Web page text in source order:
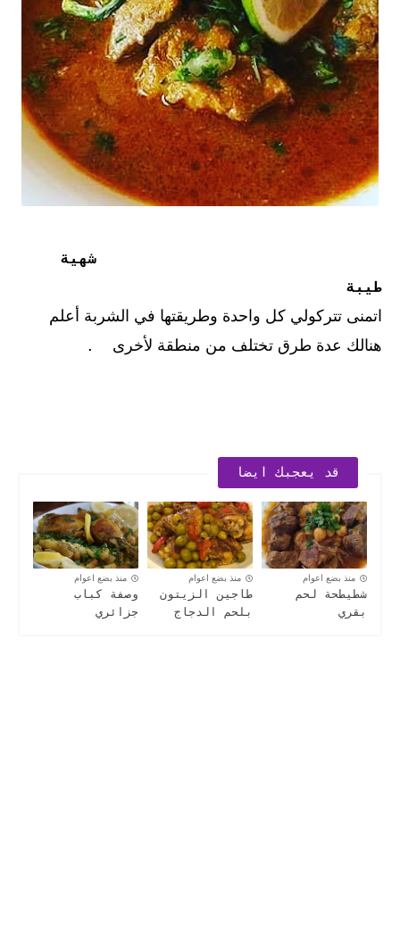
شهية
طيبة
اتمنى تتركولي كل واحدة وطريقتها في الشربة أعلم
هنالك عدة طرق تختلف من منطقة لأخرى .
قد يعجبك ايضا
منذ بضع اعوام
شطيطحة لحم
بقري
منذ بضع اعوام
طاجين الزيتون
بلحم الدجاج
منذ بضع اعوام
وصفة كباب
جزائري